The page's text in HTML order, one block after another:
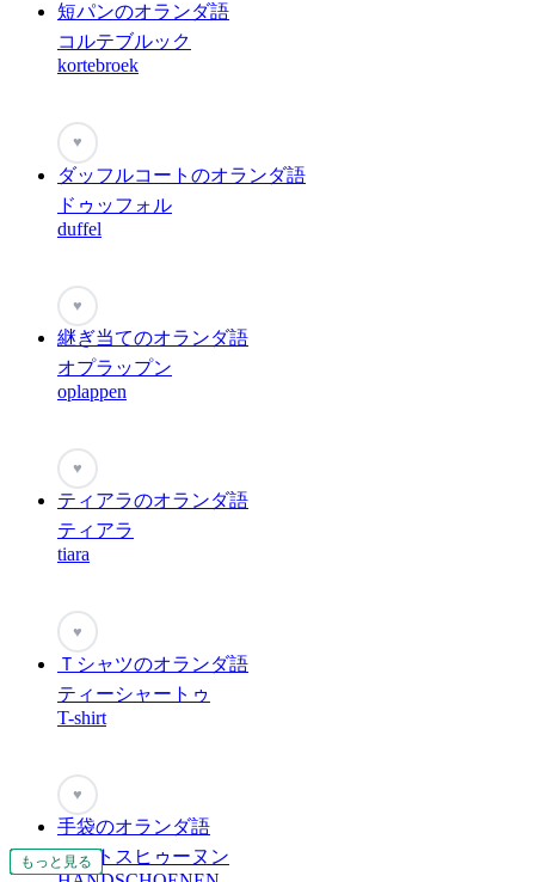
もっと見る
もっと見る
もっと見る
もっと見る
もっと見る
もっと見る
もっと見る
もっと見る
もっと見る
もっと見る
もっと見る
もっと見る
もっと見る
短パンのオランダ語
コルテブルック
kortebroek
♥
ダッフルコートのオランダ語
ドゥッフォル
duffel
♥
継ぎ当てのオランダ語
オプラップン
oplappen
♥
ティアラのオランダ語
ティアラ
tiara
♥
Ｔシャツのオランダ語
ティーシャートゥ
T-shirt
♥
手袋のオランダ語
ハントスヒゥーヌン
もっと見る
もっと見る
もっと見る
もっと見る
もっと見る
もっと見る
もっと見る
もっと見る
もっと見る
もっと見る